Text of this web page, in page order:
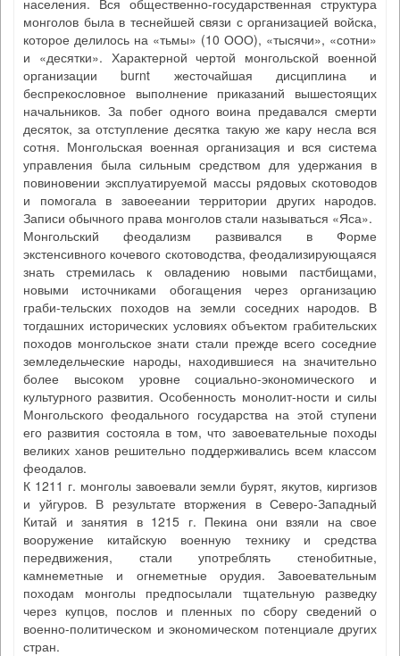
населения. Вся общественно-государственная структура
монголов была в теснейшей связи с организацией войска,
которое делилось на «тьмы» (10 ООО), «тысячи», «сотни»
и «десятки». Характерной чертой монгольской военной
организации burnt жесточайшая дисциплина и
беспрекословное выполнение приказаний вышестоящих
начальников. За побег одного воина предавался смерти
десяток, за отступление десятка такую же кару несла вся
сотня. Монгольская военная организация и вся система
управления была сильным средством для удержания в
повиновении эксплуатируемой массы рядовых скотоводов
и помогала в завоееании территории других народов.
Записи обычного права монголов стали называться «Яса».
Монгольский феодализм развивался в Форме
экстенсивного кочевого скотоводства, феодализирующаяся
знать стремилась к овладению новыми пастбищами,
новыми источниками обогащения через организацию
граби-тельских походов на земли соседних народов. В
тогдашних исторических условиях объектом грабительских
походов монгольское знати стали прежде всего соседние
земледельческие народы, находившиеся на значительно
более высоком уровне социально-экономического и
культурного развития. Особенность монолит-ности и силы
Монгольского феодального государства на этой ступени
его развития состояла в том, что завоевательные походы
великих ханов решительно поддерживались всем классом
феодалов.
К 1211 г. монголы завоевали земли бурят, якутов, киргизов
и уйгуров. В результате вторжения в Северо-Западный
Китай и занятия в 1215 г. Пекина они взяли на свое
вооружение китайскую военную технику и средства
передвижения, стали употреблять стенобитные,
камнеметные и огнеметные орудия. Завоевательным
походам монголы предпосылали тщательную разведку
через купцов, послов и пленных по сбору сведений о
военно-политическом и экономическом потенциале других
стран.